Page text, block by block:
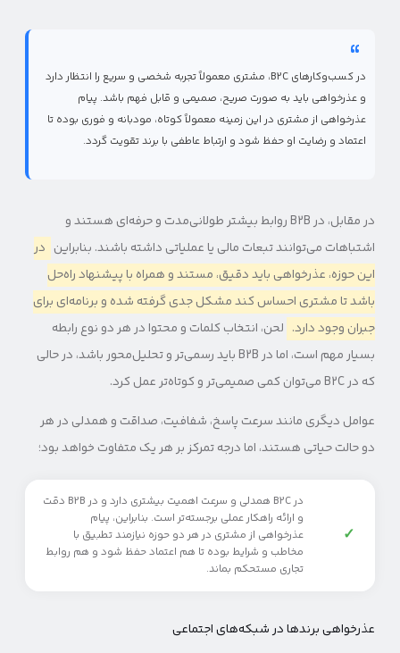
در کسب‌وکارهای B2C، مشتری معمولاً تجربه شخصی و سریع را انتظار دارد
و عذرخواهی باید به صورت صریح، صمیمی و قابل فهم باشد. پیام
عذرخواهی از مشتری در این زمینه معمولاً کوتاه، مودبانه و فوری بوده تا
اعتماد و رضایت او حفظ شود و ارتباط عاطفی با برند تقویت گردد.
در مقابل، در B2B روابط بیشتر طولانی‌مدت و حرفه‌ای هستند و
اشتباهات می‌توانند تبعات مالی یا عملیاتی داشته باشند. بنابراین در
این حوزه، عذرخواهی باید دقیق، مستند و همراه با پیشنهاد راه‌حل
باشد تا مشتری احساس کند مشکل جدی گرفته شده و برنامه‌ای برای
جبران وجود دارد. لحن، انتخاب کلمات و محتوا در هر دو نوع رابطه
بسیار مهم است، اما در B2B باید رسمی‌تر و تحلیل‌محور باشد، در حالی
که در B2C می‌توان کمی صمیمی‌تر و کوتاه‌تر عمل کرد.
عوامل دیگری مانند سرعت پاسخ، شفافیت، صداقت و همدلی در هر
دو حالت حیاتی هستند، اما درجه تمرکز بر هر یک متفاوت خواهد بود؛
✓
در B2C همدلی و سرعت اهمیت بیشتری دارد و در B2B دقت
و ارائه راهکار عملی برجسته‌تر است. بنابراین، پیام
عذرخواهی از مشتری در هر دو حوزه نیازمند تطبیق با
مخاطب و شرایط بوده تا هم اعتماد حفظ شود و هم روابط
تجاری مستحکم بماند.
عذرخواهی برندها در شبکه‌های اجتماعی